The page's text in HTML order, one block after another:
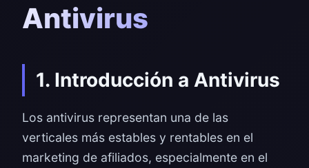
Antivirus
1. Introducción a Antivirus
Los antivirus representan una de las
verticales más estables y rentables en el
marketing de afiliados, especialmente en el